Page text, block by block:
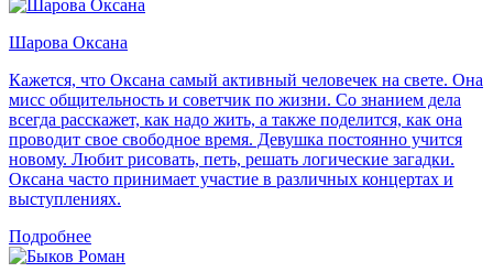
Шарова Оксана
Кажется, что Оксана самый активный человечек на свете. Она
мисс общительность и советчик по жизни. Со знанием дела
всегда расскажет, как надо жить, а также поделится, как она
проводит свое свободное время. Девушка постоянно учится
новому. Любит рисовать, петь, решать логические загадки.
Оксана часто принимает участие в различных концертах и
выступлениях.
Подробнее